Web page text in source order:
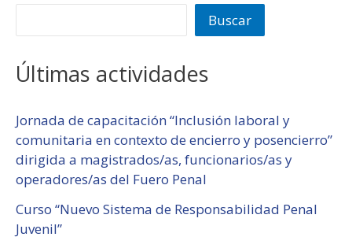
Buscar
Últimas actividades
Jornada de capacitación “Inclusión laboral y
comunitaria en contexto de encierro y posencierro”
dirigida a magistrados/as, funcionarios/as y
operadores/as del Fuero Penal
Curso “Nuevo Sistema de Responsabilidad Penal
Juvenil”